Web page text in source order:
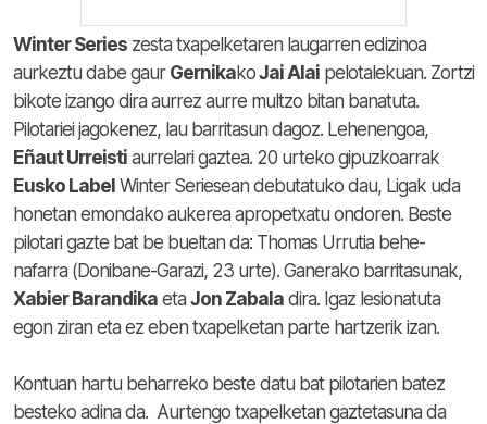
Winter Series zesta txapelketaren laugarren edizinoa
aurkeztu dabe gaur GernikakoJai Alai pelotalekuan. Zortzi
bikote izango dira aurrez aurre multzo bitan banatuta.
Pilotariei jagokenez, lau barritasun dagoz. Lehenengoa,
Eñaut Urreisti aurrelari gaztea. 20 urteko gipuzkoarrak
Eusko Label Winter Seriesean debutatuko dau, Ligak uda
honetan emondako aukerea apropetxatu ondoren. Beste
pilotari gazte bat be bueltan da: Thomas Urrutia behe-
nafarra (Donibane-Garazi, 23 urte). Ganerako barritasunak,
Xabier Barandika eta Jon Zabala dira. Igaz lesionatuta
egon ziran eta ez eben txapelketan parte hartzerik izan.
Kontuan hartu beharreko beste datu bat pilotarien batez
besteko adina da. Aurtengo txapelketan gaztetasuna da